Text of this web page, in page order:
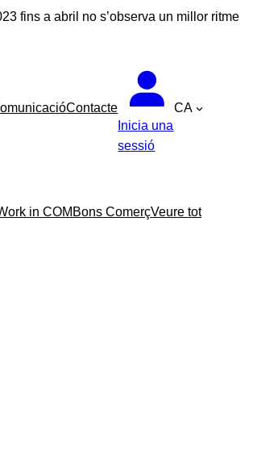
fins a abril no s’observa un millor ritme
Contacte
Inicia una
sessió
CA
in COM Bons ComerçVeure tot